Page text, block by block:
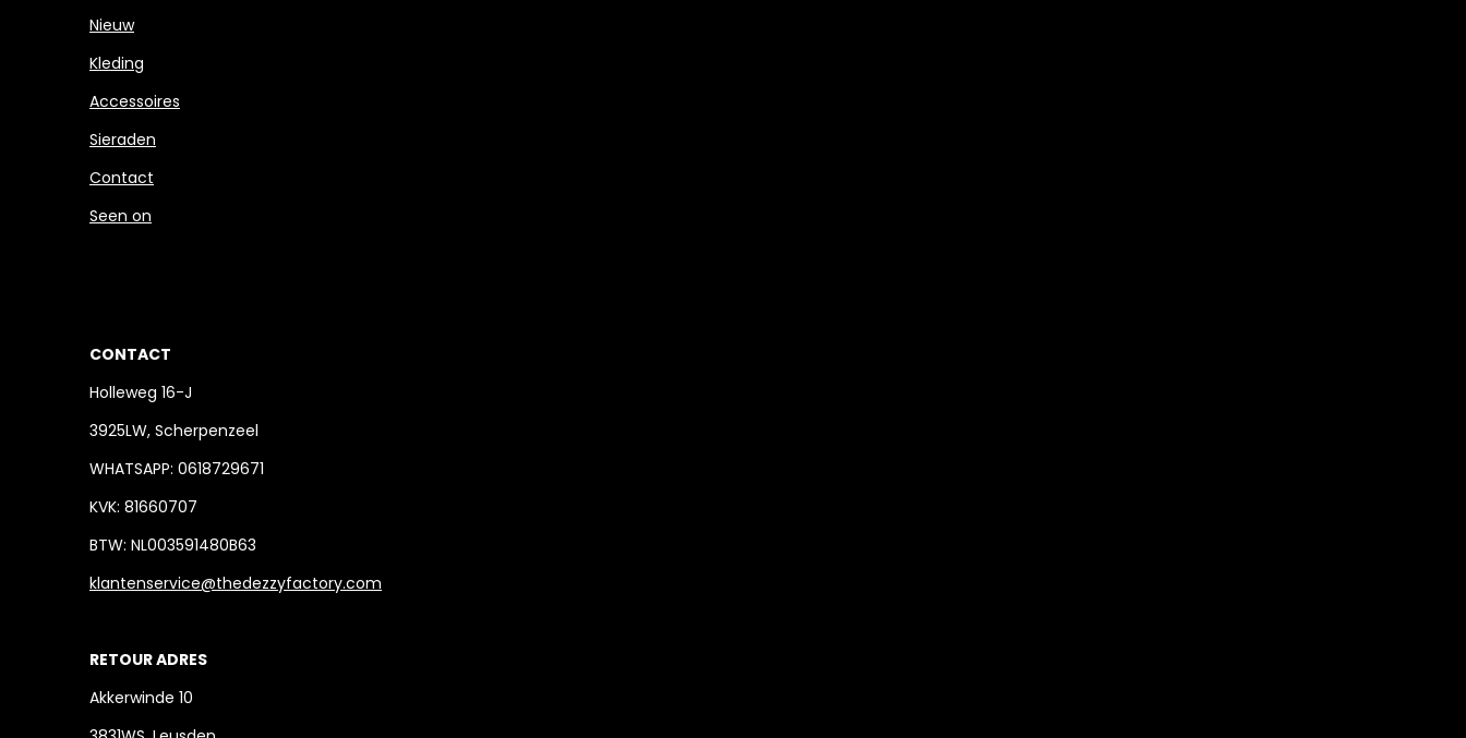
Nieuw
Kleding
Accessoires
Sieraden
Contact
Seen on
CONTACT
Holleweg 16-J
3925LW, Scherpenzeel
WHATSAPP: 0618729671
KVK: 81660707
BTW: NL003591480B63
klantenservice@thedezzyfactory.com
RETOUR ADRES
Akkerwinde 10